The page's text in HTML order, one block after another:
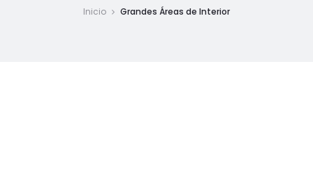
Inicio Grandes Áreas de Interior